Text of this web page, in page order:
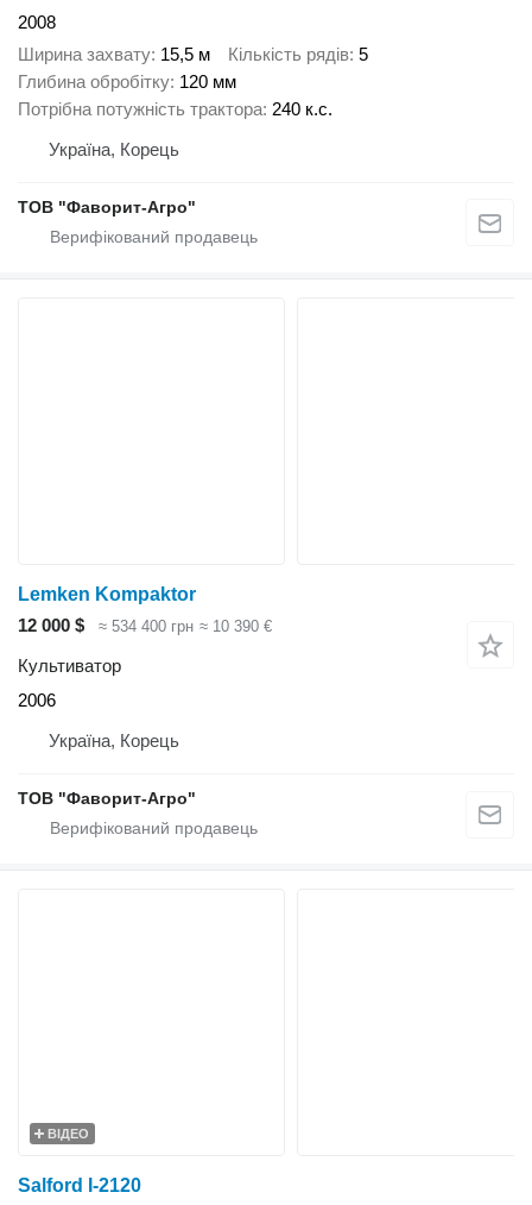
2008
Ширина захвату 15,5 м Кількість рядів 5
Глибина обробітку 120 мм
Потрібна потужність трактора 240 к.с.
Україна, Корець
ТОВ "Фаворит-Агро"
Lemken Kompaktor
12 000 $
≈ 534 400 грн ≈ 10 390 €
Культиватор
2006
Україна, Корець
ТОВ "Фаворит-Агро"
ВІДЕО
Salford I-2120